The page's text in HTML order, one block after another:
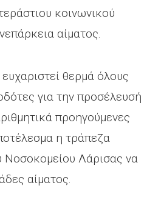
κοινωνικού
αίματος.
ευχαριστεί θερμά όλους
για την προσέλευσή
προηγούμενες
η τράπεζα
Νοσοκομείου Λάρισας να
αίματος.